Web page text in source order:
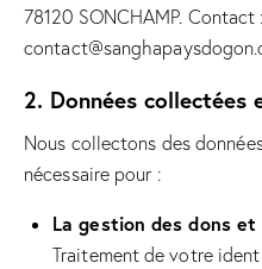
78120 SONCHAMP. Contact :
2. Données collectées
Nous collectons des
nécessaire pour :
La gestion des dons
Traitement de votre